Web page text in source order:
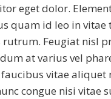
eget dolor.
quam id leo in vitae
Feugiat nisl
at varius vel
vitae aliquet
congue nisi vitae